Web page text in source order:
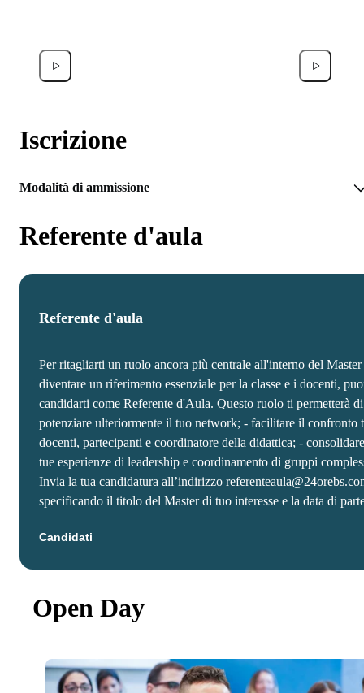
Iscrizione
Modalità di ammissione
Referente d'aula
Referente d'aula
Per ritagliarti un ruolo ancora più centrale all'interno del Master
diventare un riferimento essenziale per la classe e i docenti,
candidarti come Referente d'Aula. Questo ruolo ti permetterà
potenziare ulteriormente il tuo network; - facilitare il confronto
docenti, partecipanti e coordinatore della didattica; -
tue esperienze di leadership e coordinamento di gruppi
Invia la tua candidatura all’indirizzo
specificando il titolo del Master di tuo interesse e la data di
Candidati
Open Day